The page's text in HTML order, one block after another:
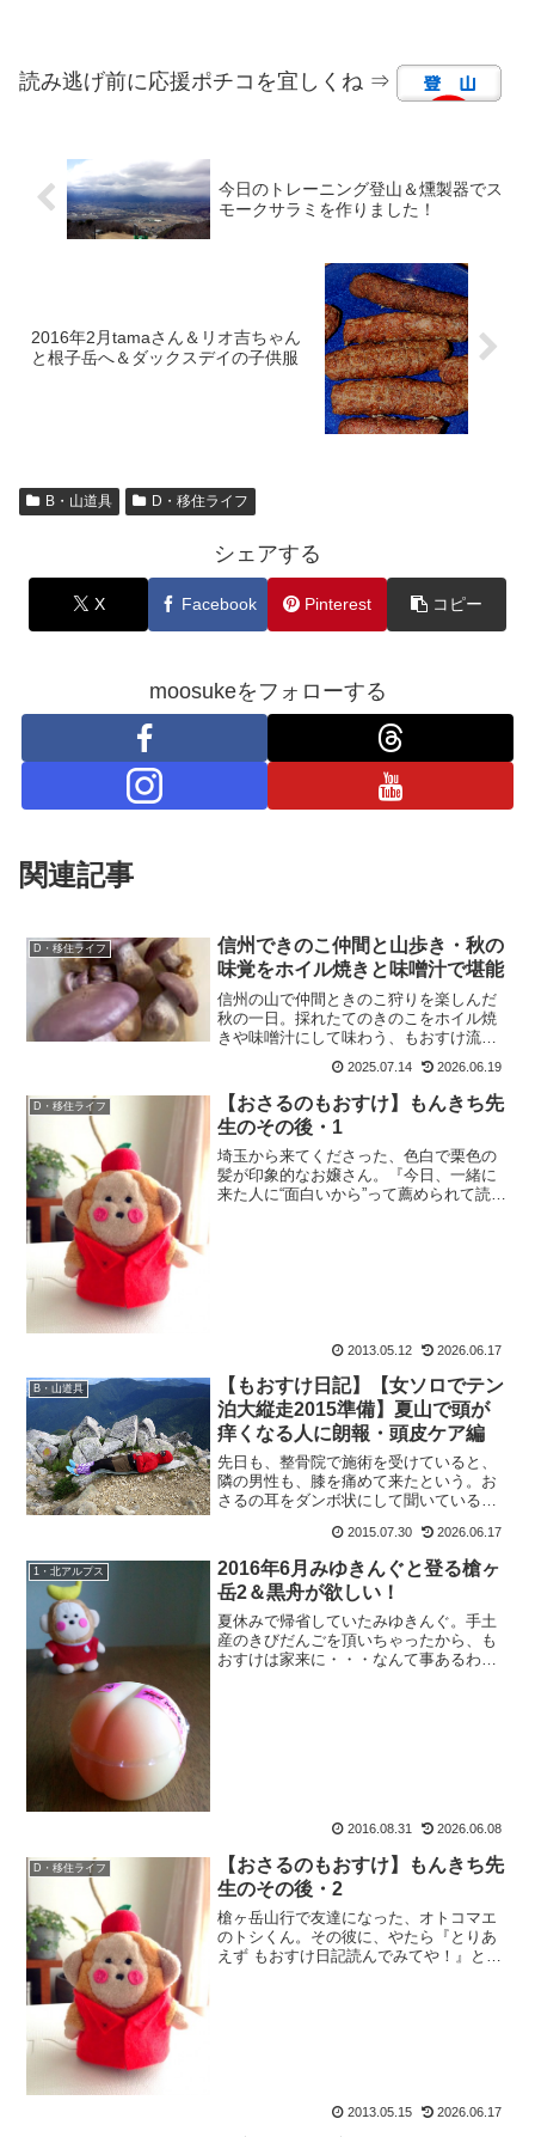
読み逃げ前に応援ポチコを宜しくね ⇒
今日のトレーニング登山＆燻製器でス
モークサラミを作りました！
2016年2月tamaさん＆リオ吉ちゃん
と根子岳へ＆ダックスデイの子供服
B・山道具 D・移住ライフ
シェアする
X Facebook Pinterest コピー
moosukeをフォローする
関連記事
D・移住ライフ
信州できのこ仲間と山歩き・秋の
味覚をホイル焼きと味噌汁で堪能
信州の山で仲間ときのこ狩りを楽しんだ
秋の一日。採れたてのきのこをホイル焼
きや味噌汁にして味わう、もおすけ流の
2025.07.14 2026.06.19
D・移住ライフ
【おさるのもおすけ】もんきち先
生のその後・1
埼玉から来てくださった、色白で栗色の
髪が印象的なお嬢さん。『今日、一緒に
来た人に“面白いから”って薦められて読み
2013.05.12 2026.06.17
B・山道具
【もおすけ日記】【女ソロでテン
泊大縦走2015準備】夏山で頭が
痒くなる人に朗報・頭皮ケア編
先日も、整骨院で施術を受けていると、
隣の男性も、膝を痛めて来たという。お
さるの耳をダンボ状にして聞いている
登りたいからそれまでに・・・」とか。
あ、あなたも？もおすけも！！って感じ
で、先生にも「シーズンだか...
2015.07.30 2026.06.17
1・北アルプス
2016年6月みゆきんぐと登る槍ヶ
岳2＆黒舟が欲しい！
夏休みで帰省していたみゆきんぐ。手土
産のきびだんごを頂いちゃったから、も
おすけは家来に・・・なんて事あるわけ
2016.08.31 2026.06.08
D・移住ライフ
【おさるのもおすけ】もんきち先
生のその後・2
槍ヶ岳山行で友達になった、オトコマエ
のトシくん。その彼に、やたら『とりあ
えず もおすけ日記読んでみてや！』と熱
2013.05.15 2026.06.17